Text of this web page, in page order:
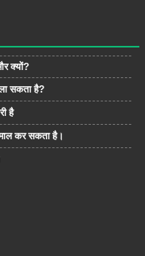
क्यों?
सकता है?
है
कर सकता है।